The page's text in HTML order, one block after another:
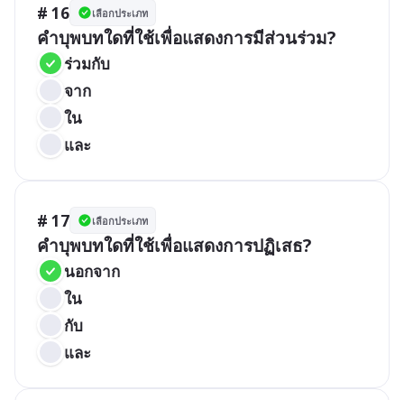
# 16 เลือกประเภท
คำบุพบทใดที่ใช้เพื่อแสดงการมีส่วนร่วม?
ร่วมกับ
จาก
ใน
และ
# 17 เลือกประเภท
คำบุพบทใดที่ใช้เพื่อแสดงการปฏิเสธ?
นอกจาก
ใน
กับ
และ